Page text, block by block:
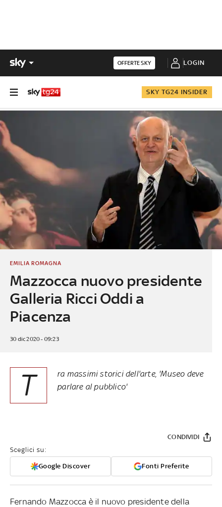
OFFERTE SKY LOGIN
SKY TG24 INSIDER
Mazzocca nuovo presidente
Galleria Ricci Oddi a
Piacenza
EMILIA ROMAGNA
30 dic 2020 - 09:23
T
ra massimi storici dell'arte, 'Museo deve
parlare al pubblico'
Sceglici su:
Google Discover Fonti Preferite
CONDIVIDI
Fernando Mazzocca è il nuovo presidente della